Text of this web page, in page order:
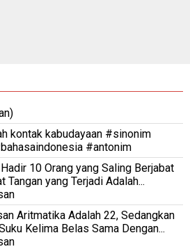
kontak kabudayaan #sinonim
#antonim
10 Orang yang Saling Berjabat
Tangan yang Terjadi Adalah...
Aritmatika Adalah 22, Sedangkan
Kelima Belas Sama Dengan...